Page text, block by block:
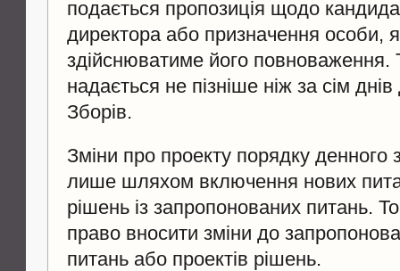
подається пропозиція щодо
директора або призначення особи,
здійснюватиме його повноваження.
надається не пізніше ніж за сім
Зборів.
Зміни про проекту порядку денного
лише шляхом включення нових
рішень із запропонованих питань.
право вносити зміни до
питань або проектів рішень.